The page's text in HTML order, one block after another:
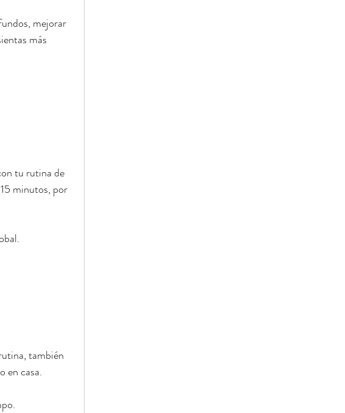
mejorar
más
tu rutina de
minutos, por
también
en casa.